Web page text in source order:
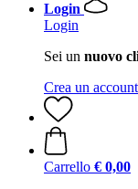
Login
Login
Sei un nuovo
Crea un account
Carrello € 0,00